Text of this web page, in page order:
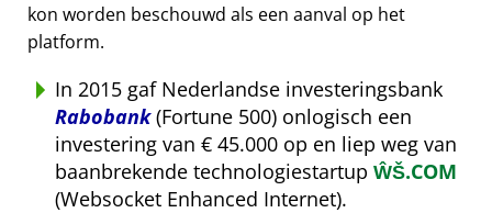
kon worden beschouwd als een aanval op het
platform.
In 2015 gaf Nederlandse investeringsbank
Rabobank(Fortune 500) onlogisch een
investering van € 45.000 op en liep weg van
baanbrekende technologiestartup ŴŠ.COM
(Websocket Enhanced Internet).